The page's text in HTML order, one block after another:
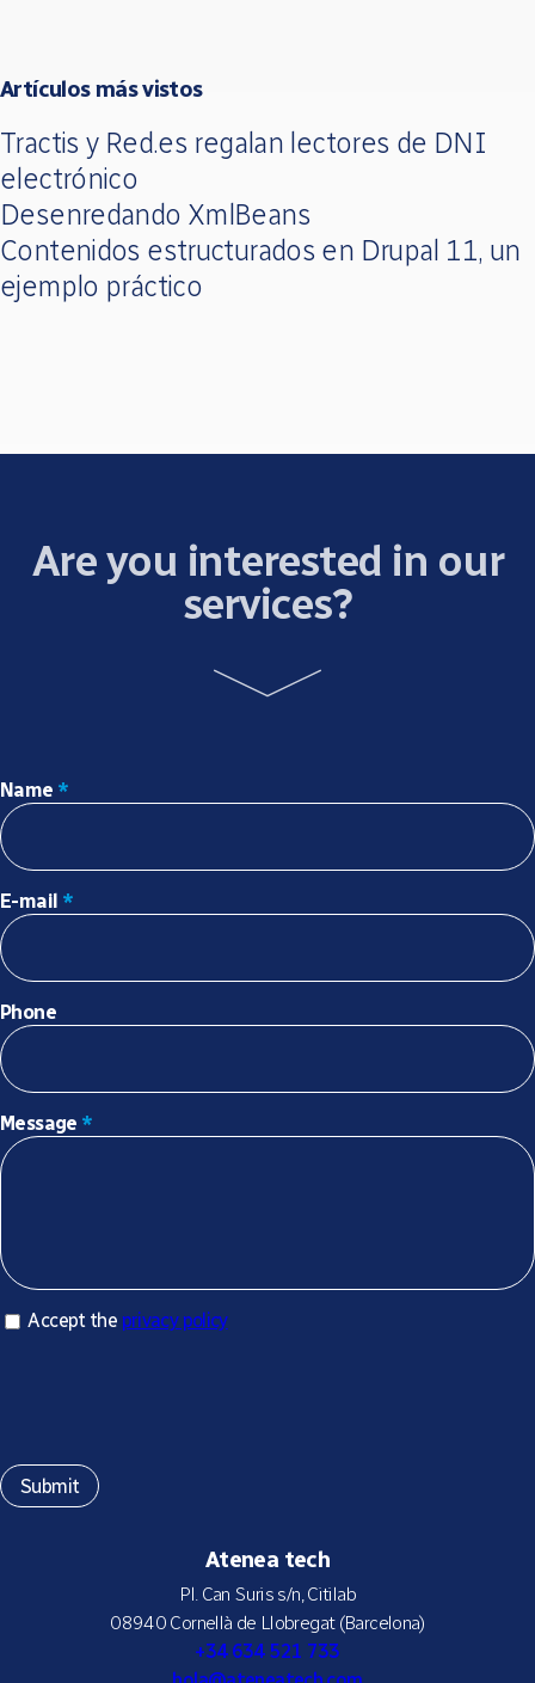
Artículos más vistos
Tractis y Red.es regalan lectores de DNI
electrónico
Desenredando XmlBeans
Contenidos estructurados en Drupal 11, un
ejemplo práctico
Are you interested in our
services?
Atenea tech
Pl. Can Suris s/n, Citilab
08940 Cornellà de Llobregat (Barcelona)
+34 634 521 733
Name *
E-mail *
Phone
Message *
Accept privacy policy*
Accept the privacy policy